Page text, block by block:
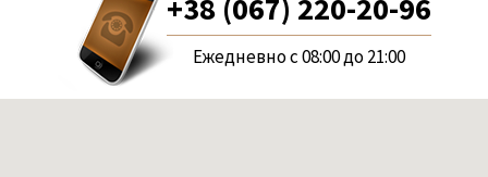
+38 (067) 220-20-96
Ежедневно с 08:00 до 21:00